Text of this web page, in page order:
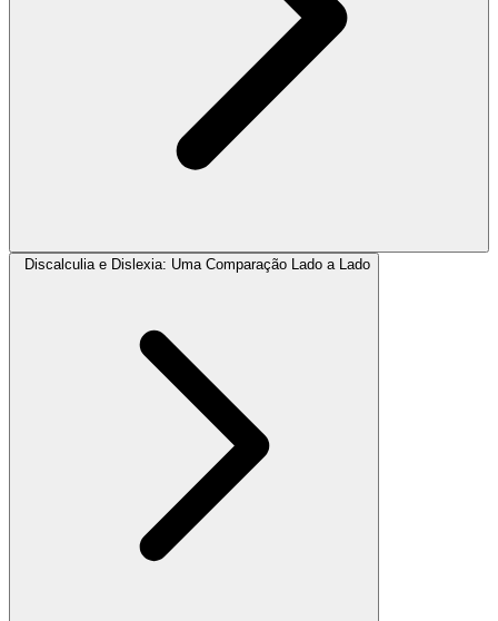
Discalculia e Dislexia: Uma Comparação Lado a Lado